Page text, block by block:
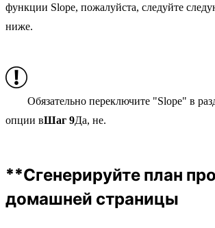
функции Slope, пожалуйста, следуйте
ниже.
Обязательно переключите "Slope" в
опции вШаг 9Да, не.
**Сгенерируйте план
домашней страницы